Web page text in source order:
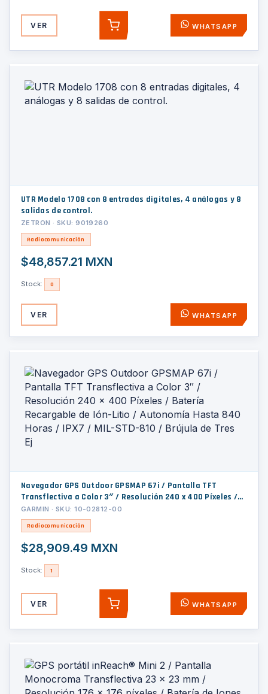
VER AGREGAR WHATSAPP
UTR Modelo 1708 con 8 entradas digitales, 4 análogas y 8
salidas de control.
ZETRON · SKU: 9019260
Radiocomunicación
$48,857.21 MXN
Stock: 0
VER WHATSAPP
Navegador GPS Outdoor GPSMAP 67i / Pantalla TFT
Transflectiva a Color 3″ / Resolución 240 x 400 Píxeles /
Batería Recargable de Ión-Litio / Autonomía Hasta 840
Horas / IPX7 / MIL-STD-810 / Brújula de Tres Ej
GARMIN · SKU: 10-02812-00
Radiocomunicación
$28,909.49 MXN
Stock: 1
VER AGREGAR WHATSAPP